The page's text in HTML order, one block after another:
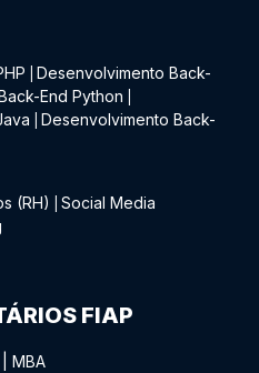
Desenvolvimento Back-
End Python
Desenvolvimento Back-
(RH)
Social Media
FIAP
MBA